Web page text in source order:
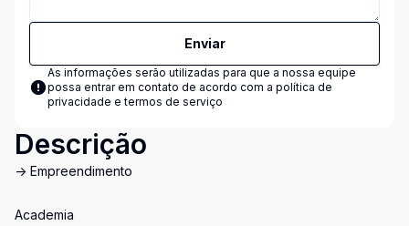
Enviar
As informações serão utilizadas para que a nossa equipe
possa entrar em contato de acordo com a política de
privacidade e termos de serviço
Descrição
-> Empreendimento
Academia